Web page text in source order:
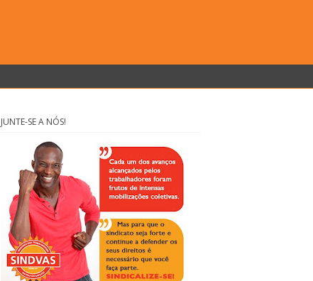
JUNTE-SE A NÓS!